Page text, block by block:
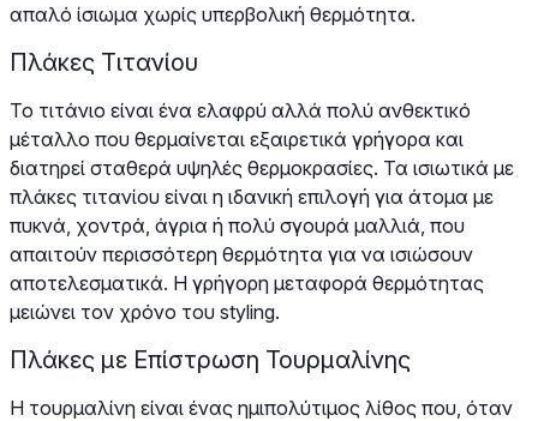
απαλό ίσιωμα χωρίς υπερβολική θερμότητα.
Πλάκες Τιτανίου
Το τιτάνιο είναι ένα ελαφρύ αλλά πολύ ανθεκτικό
μέταλλο που θερμαίνεται εξαιρετικά γρήγορα και
διατηρεί σταθερά υψηλές θερμοκρασίες. Τα ισιωτικά με
πλάκες τιτανίου είναι η ιδανική επιλογή για άτομα με
πυκνά, χοντρά, άγρια ή πολύ σγουρά μαλλιά, που
απαιτούν περισσότερη θερμότητα για να ισιώσουν
αποτελεσματικά. Η γρήγορη μεταφορά θερμότητας
μειώνει τον χρόνο του styling.
Πλάκες με Επίστρωση Τουρμαλίνης
Η τουρμαλίνη είναι ένας ημιπολύτιμος λίθος που, όταν